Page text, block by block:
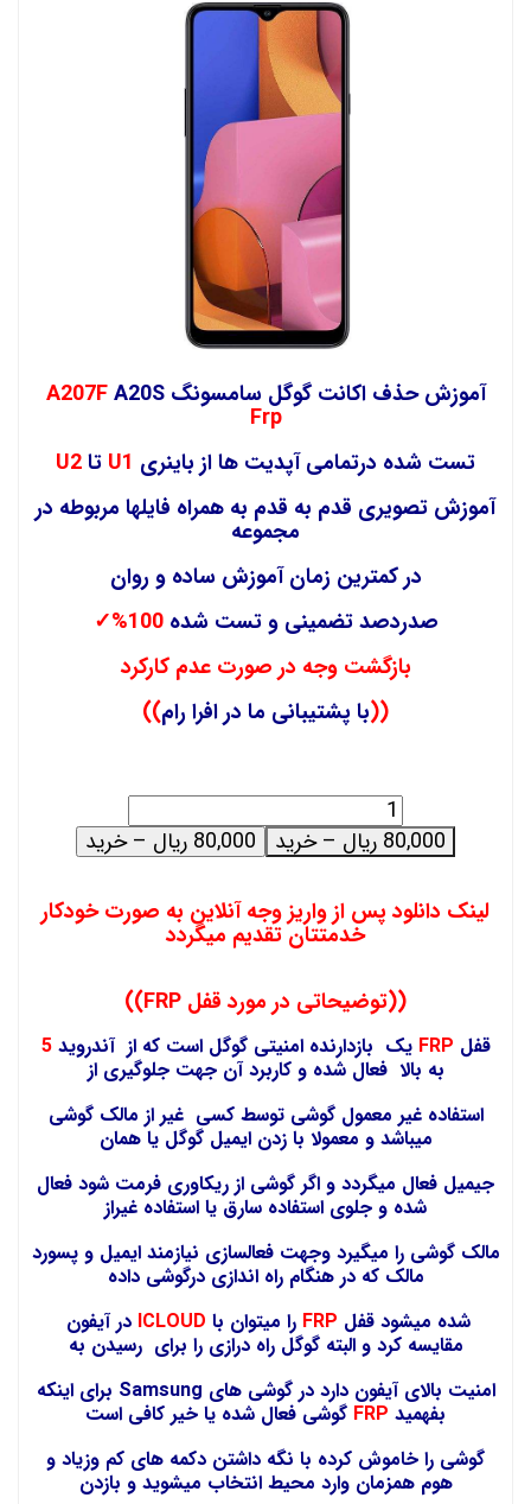
آموزش حذف اکانت گوگل سامسونگ A207FA20S
Frp
تست شده درتمامی آپدیت ها از باینری U1 تاU2
آموزش تصویری قدم به قدم به همراه فایلها مربوطه در
مجموعه
در کمترین زمان آموزش ساده و روان
صدردصد تضمینی و تست شده100%
✓
بازگشت وجه در صورت عدم کارکرد
((با پشتیبانی ما در افرا رام))
80,000 ریال – خرید
لینک دانلود پس از واریز وجه آنلاین به صورت خودکار
خدمتتان تقدیم میگردد
((توضیحاتی در مورد قفل FRP))
قفل FRP یک بازدارنده امنیتی گوگل است که از آندروید5
به بالا فعال شده و کاربرد آن جهت جلوگیری از
استفاده غیر معمول گوشی توسط کسی غیر از مالک گوشی
میباشد و معمولا با زدن ایمیل گوگل یا همان
جیمیل فعال میگردد و اگر گوشی از ریکاوری فرمت شود فعال
شده و جلوی استفاده سارق یا استفاده غیراز
مالک گوشی را میگیرد وجهت فعالسازی نیازمند ایمیل و پسورد
مالک که در هنگام راه اندازی درگوشی داده
شده میشود قفل FRP را میتوان با ICLOUD در آیفون
مقایسه کرد و البته گوگل راه درازی را برای رسیدن به
امنیت بالای آیفون دارد در گوشی های Samsung برای اینکه
بفهمید FRP گوشی فعال شده یا خیر کافی است
گوشی را خاموش کرده با نگه داشتن دکمه های کم وزیاد و
هوم همزمان وارد محیط انتخاب میشوید و بازدن